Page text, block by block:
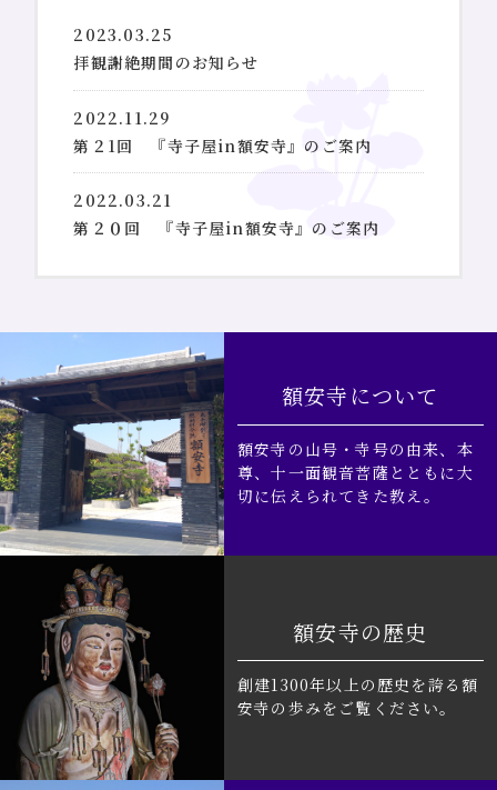
2023.03.25
拝観謝絶期間のお知らせ
2022.11.29
第２1回 『寺子屋in額安寺』のご案内
2022.03.21
第２０回 『寺子屋in額安寺』のご案内
額安寺について
額安寺の山号・寺号の由来、本
尊、十一面観音菩薩とともに大
切に伝えられてきた教え。
額安寺の歴史
創建1300年以上の歴史を誇る額
安寺の歩みをご覧ください。